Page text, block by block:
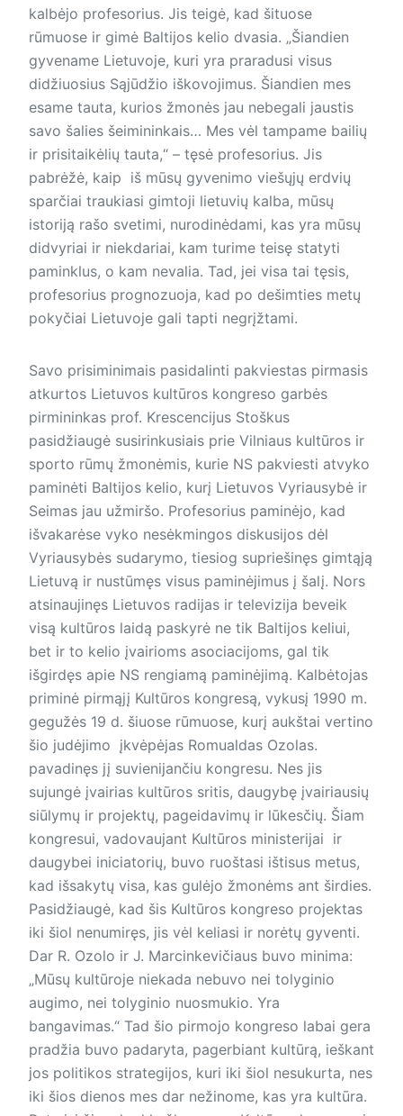
kalbėjo profesorius. Jis teigė, kad šituose
rūmuose ir gimė Baltijos kelio dvasia. „Šiandien
gyvename Lietuvoje, kuri yra praradusi visus
didžiuosius Sąjūdžio iškovojimus. Šiandien mes
esame tauta, kurios žmonės jau nebegali jaustis
savo šalies šeimininkais… Mes vėl tampame bailių
ir prisitaikėlių tauta,“ – tęsė profesorius. Jis
pabrėžė, kaip iš mūsų gyvenimo viešųjų erdvių
sparčiai traukiasi gimtoji lietuvių kalba, mūsų
istoriją rašo svetimi, nurodinėdami, kas yra mūsų
didvyriai ir niekdariai, kam turime teisę statyti
paminklus, o kam nevalia. Tad, jei visa tai tęsis,
profesorius prognozuoja, kad po dešimties metų
pokyčiai Lietuvoje gali tapti negrįžtami.
Savo prisiminimais pasidalinti pakviestas pirmasis
atkurtos Lietuvos kultūros kongreso garbės
pirmininkas prof. Krescencijus Stoškus
pasidžiaugė susirinkusiais prie Vilniaus kultūros ir
sporto rūmų žmonėmis, kurie NS pakviesti atvyko
paminėti Baltijos kelio, kurį Lietuvos Vyriausybė ir
Seimas jau užmiršo. Profesorius paminėjo, kad
išvakarėse vyko nesėkmingos diskusijos dėl
Vyriausybės sudarymo, tiesiog supriešinęs gimtąją
Lietuvą ir nustūmęs visus paminėjimus į šalį. Nors
atsinaujinęs Lietuvos radijas ir televizija beveik
visą kultūros laidą paskyrė ne tik Baltijos keliui,
bet ir to kelio įvairioms asociacijoms, gal tik
išgirdęs apie NS rengiamą paminėjimą. Kalbėtojas
priminė pirmąjį Kultūros kongresą, vykusį 1990 m.
gegužės 19 d. šiuose rūmuose, kurį aukštai vertino
šio judėjimo įkvėpėjas Romualdas Ozolas.
pavadinęs jį suvienijančiu kongresu. Nes jis
sujungė įvairias kultūros sritis, daugybę įvairiausių
siūlymų ir projektų, pageidavimų ir lūkesčių. Šiam
kongresui, vadovaujant Kultūros ministerijai ir
daugybei iniciatorių, buvo ruoštasi ištisus metus,
kad išsakytų visa, kas gulėjo žmonėms ant širdies.
Pasidžiaugė, kad šis Kultūros kongreso projektas
iki šiol nenumiręs, jis vėl keliasi ir norėtų gyventi.
Dar R. Ozolo ir J. Marcinkevičiaus buvo minima:
„Mūsų kultūroje niekada nebuvo nei tolyginio
augimo, nei tolyginio nuosmukio. Yra
bangavimas.“ Tad šio pirmojo kongreso labai gera
pradžia buvo padaryta, pagerbiant kultūrą, ieškant
jos politikos strategijos, kuri iki šiol nesukurta, nes
iki šios dienos mes dar nežinome, kas yra kultūra.